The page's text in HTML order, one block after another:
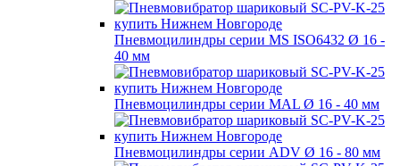
Пневмоцилиндры серии MS ISO6432 Ø 16 -
40 мм
Пневмоцилиндры серии MAL Ø 16 - 40 мм
Пневмоцилиндры серии ADV Ø 16 - 80 мм